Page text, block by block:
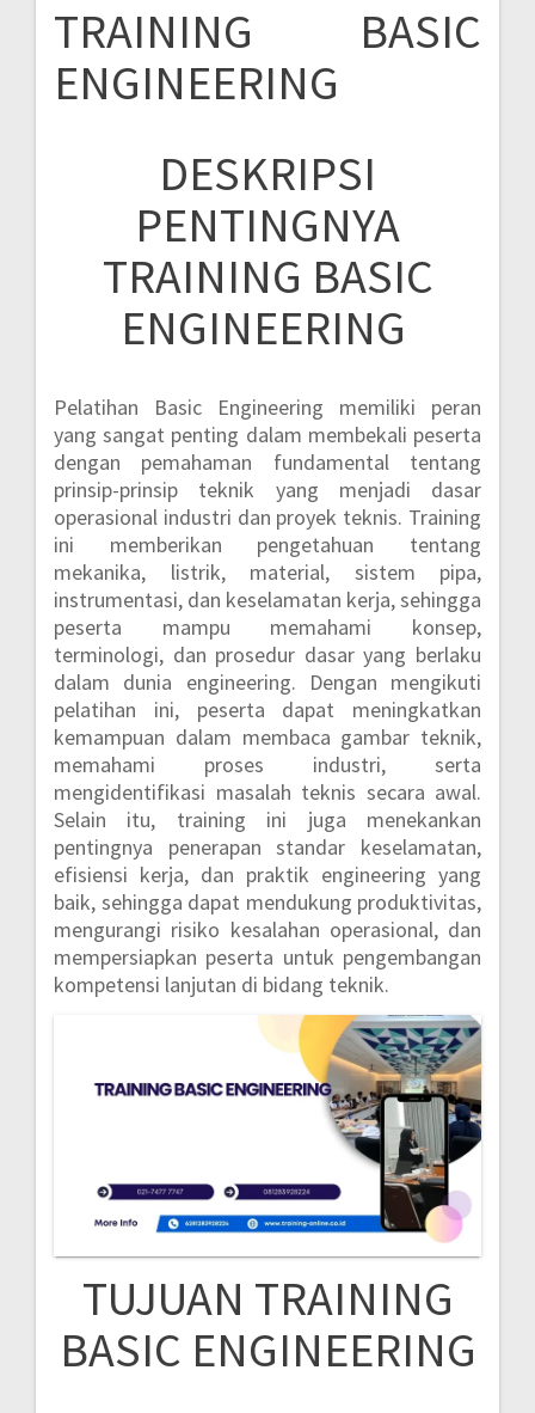
TRAINING BASIC
ENGINEERING
DESKRIPSI
PENTINGNYA
TRAINING BASIC
ENGINEERING
Pelatihan Basic Engineering memiliki peran
yang sangat penting dalam membekali peserta
dengan pemahaman fundamental tentang
prinsip-prinsip teknik yang menjadi dasar
operasional industri dan proyek teknis. Training
ini memberikan pengetahuan tentang
mekanika, listrik, material, sistem pipa,
instrumentasi, dan keselamatan kerja, sehingga
peserta mampu memahami konsep,
terminologi, dan prosedur dasar yang berlaku
dalam dunia engineering. Dengan mengikuti
pelatihan ini, peserta dapat meningkatkan
kemampuan dalam membaca gambar teknik,
memahami proses industri, serta
mengidentifikasi masalah teknis secara awal.
Selain itu, training ini juga menekankan
pentingnya penerapan standar keselamatan,
efisiensi kerja, dan praktik engineering yang
baik, sehingga dapat mendukung produktivitas,
mengurangi risiko kesalahan operasional, dan
mempersiapkan peserta untuk pengembangan
kompetensi lanjutan di bidang teknik.
TUJUAN TRAINING
BASIC ENGINEERING